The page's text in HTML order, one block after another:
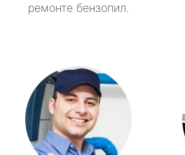
ремонте бензопил.